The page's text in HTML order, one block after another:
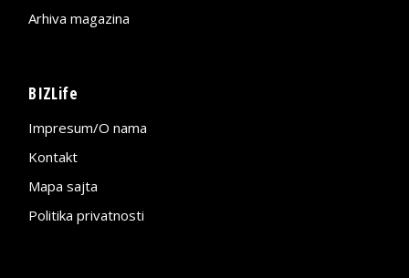
Arhiva magazina
BIZLife
Impresum/O nama
Kontakt
Mapa sajta
Politika privatnosti